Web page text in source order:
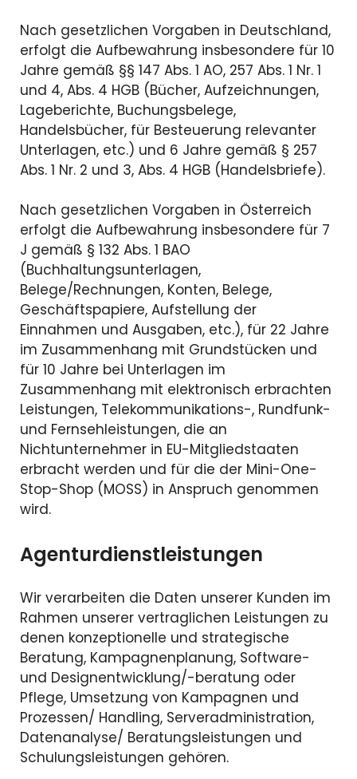
Nach gesetzlichen Vorgaben in Deutschland,
erfolgt die Aufbewahrung insbesondere für 10
Jahre gemäß §§ 147 Abs. 1 AO, 257 Abs. 1 Nr. 1
und 4, Abs. 4 HGB (Bücher, Aufzeichnungen,
Lageberichte, Buchungsbelege,
Handelsbücher, für Besteuerung relevanter
Unterlagen, etc.) und 6 Jahre gemäß § 257
Abs. 1 Nr. 2 und 3, Abs. 4 HGB (Handelsbriefe).
Nach gesetzlichen Vorgaben in Österreich
erfolgt die Aufbewahrung insbesondere für 7
J gemäß § 132 Abs. 1 BAO
(Buchhaltungsunterlagen,
Belege/Rechnungen, Konten, Belege,
Geschäftspapiere, Aufstellung der
Einnahmen und Ausgaben, etc.), für 22 Jahre
im Zusammenhang mit Grundstücken und
für 10 Jahre bei Unterlagen im
Zusammenhang mit elektronisch erbrachten
Leistungen, Telekommunikations-, Rundfunk-
und Fernsehleistungen, die an
Nichtunternehmer in EU-Mitgliedstaaten
erbracht werden und für die der Mini-One-
Stop-Shop (MOSS) in Anspruch genommen
wird.
Agenturdienstleistungen
Wir verarbeiten die Daten unserer Kunden im
Rahmen unserer vertraglichen Leistungen zu
denen konzeptionelle und strategische
Beratung, Kampagnenplanung, Software-
und Designentwicklung/-beratung oder
Pflege, Umsetzung von Kampagnen und
Prozessen/ Handling, Serveradministration,
Datenanalyse/ Beratungsleistungen und
Schulungsleistungen gehören.